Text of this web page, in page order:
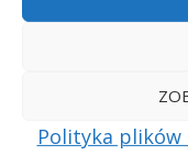
Polityka plików